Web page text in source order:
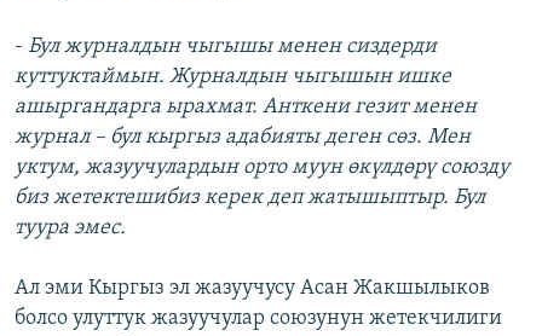
- Бул журналдын чыгышы менен сиздерди
куттуктаймын. Журналдын чыгышын ишке
ашыргандарга ырахмат. Анткени гезит менен
журнал – бул кыргыз адабияты деген сөз. Мен
уктум, жазуучулардын орто муун өкүлдөрү союзду
биз жетектешибиз керек деп жатышыптыр. Бул
туура эмес.
Ал эми Кыргыз эл жазуучусу Асан Жакшылыков
болсо улуттук жазуучулар союзунун жетекчилиги